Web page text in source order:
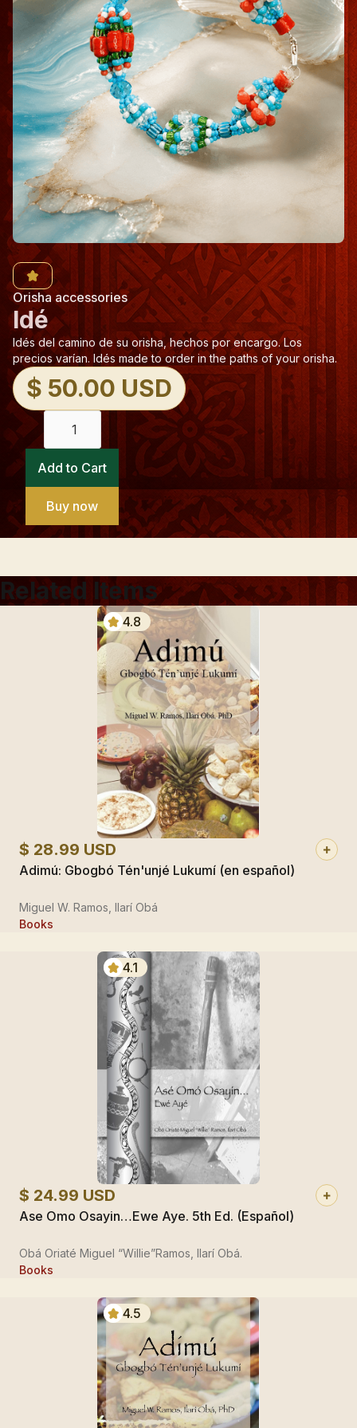
Orisha accessories
Idé
Idés del camino de su orisha, hechos por encargo. Los
precios varían. Idés made to order in the paths of your orisha.
$ 50.00 USD
Buy now
Related Items
4.8
$ 28.99 USD
Adimú: Gbogbó Tén'unjé Lukumí (en español)
Miguel W. Ramos, Ilarí Obá
Books
4.1
$ 24.99 USD
Ase Omo Osayin…Ewe Aye. 5th Ed. (Español)
Obá Oriaté Miguel “Willie”Ramos, Ilarí Obá.
Books
4.5